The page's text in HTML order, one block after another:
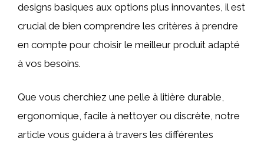
designs basiques aux options plus innovantes, il est
crucial de bien comprendre les critères à prendre
en compte pour choisir le meilleur produit adapté
à vos besoins.
Que vous cherchiez une pelle à litière durable,
ergonomique, facile à nettoyer ou discrète, notre
article vous guidera à travers les différentes